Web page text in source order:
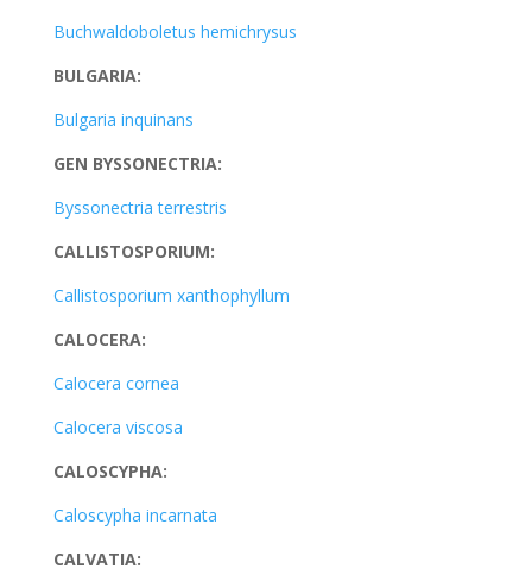
Buchwaldoboletus hemichrysus
BULGARIA:
Bulgaria inquinans
GEN BYSSONECTRIA:
Byssonectria terrestris
CALLISTOSPORIUM:
Callistosporium xanthophyllum
CALOCERA:
Calocera cornea
Calocera viscosa
CALOSCYPHA:
Caloscypha incarnata
CALVATIA: